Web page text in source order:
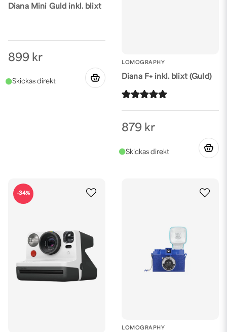
Diana Mini Guld inkl. blixt
899 kr LOMOGRAPHY
Diana F+ inkl. blixt (Guld)
879 kr
-34%
LOMOGRAPHY